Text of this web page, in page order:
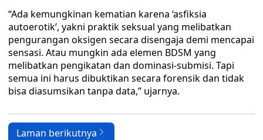
“Ada kemungkinan kematian karena ‘asfiksia
autoerotik’, yakni praktik seksual yang melibatkan
pengurangan oksigen secara disengaja demi mencapai
sensasi. Atau mungkin ada elemen BDSM yang
melibatkan pengikatan dan dominasi-submisi. Tapi
semua ini harus dibuktikan secara forensik dan tidak
bisa diasumsikan tanpa data,” ujarnya.
Laman berikutnya